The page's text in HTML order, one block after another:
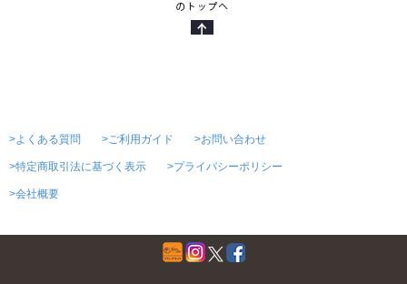
>よくある質問 >ご利用ガイド >お問い合わせ
>特定商取引法に基づく表示 >プライバシーポリシー
>会社概要